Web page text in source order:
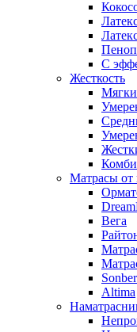
С
Жесткость
Матрасы от
Вега
Altima